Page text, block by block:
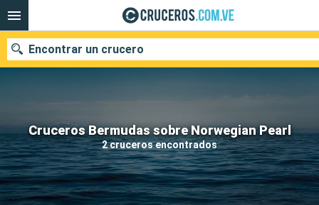
Cruceros Bermudas sobre Norwegian Pearl
2 cruceros encontrados
Encontrar un crucero
Nuestros destinos
Fecha de salida
Puertos Compañías